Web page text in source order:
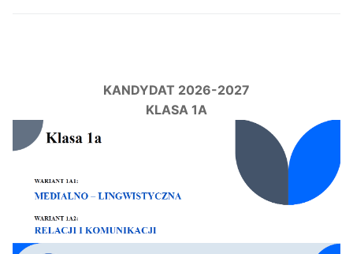
KANDYDAT 2026-2027
KLASA 1A